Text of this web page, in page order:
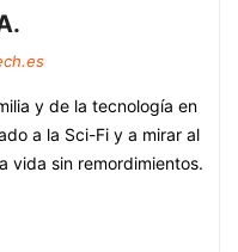
y de la tecnología en
a la Sci-Fi y a mirar al
vida sin remordimientos.